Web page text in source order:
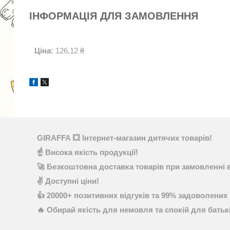
ІНФОРМАЦІЯ ДЛЯ ЗАМОВЛЕННЯ
Ціна: 126,12 ₴
GIRAFFA 💥 Інтернет-магазин дитячих товарів!
☝ Висока якість продукції!
🚀 Безкоштовна доставка товарів при замовленні
✌ Доступні ціни!
👍 20000+ позитивних відгуків та 99% задоволених
🔥 Обирай якість для немовля та спокій для